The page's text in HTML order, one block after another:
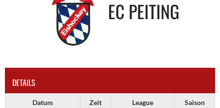
EC PEITING
DETAILS
Datum Zeit League Saison